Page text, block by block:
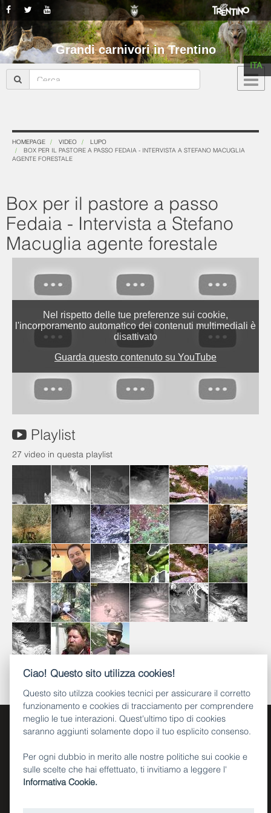
ITA
Grandi carnivori in Trentino
HOMEPAGE VIDEO LUPO
BOX PER IL PASTORE A PASSO FEDAIA - INTERVISTA A STEFANO MACUGLIA
AGENTE FORESTALE
Box per il pastore a passo
Fedaia - Intervista a Stefano
Macuglia agente forestale
Playlist
27 video in questa playlist
Piazza Dante, 15 - 38122 Trento (IT)
Ciao! Questo sito utilizza cookies!
Questo sito utilzza cookies tecnici per assicurare il corretto
funzionamento e cookies di tracciamento per comprendere
meglio le tue interazioni. Quest'ultimo tipo di cookies
saranno aggiunti solamente dopo il tuo esplicito consenso.
Per ogni dubbio in merito alle nostre politiche sui cookie e
sulle scelte che hai effettuato, ti invitiamo a leggere l'
Informativa Cookie.